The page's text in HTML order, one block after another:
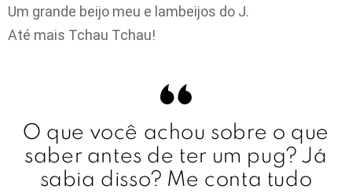
Um grande beijo meu e lambeijos do J.
Até mais Tchau Tchau!
O que você achou sobre o que
saber antes de ter um pug? Já
sabia disso? Me conta tudo